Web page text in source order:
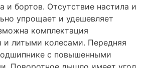
и бортов. Отсутствие настила и
упрощает и удешевляет
комплектация
и литыми колесами. Передняя
с повышенными